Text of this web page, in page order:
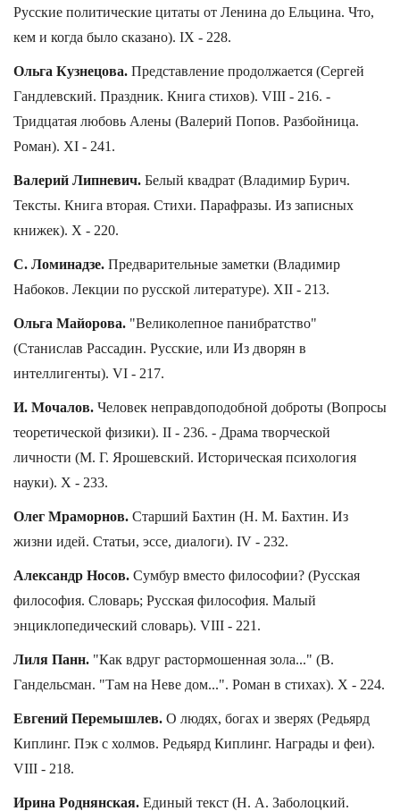
Русские политические цитаты от Ленина до Ельцина. Что,
кем и когда было сказано). IX - 228.
Ольга Кузнецова. Представление продолжается (Сергей
Гандлевский. Праздник. Книга стихов). VIII - 216. -
Тридцатая любовь Алены (Валерий Попов. Разбойница.
Роман). XI - 241.
Валерий Липневич. Белый квадрат (Владимир Бурич.
Тексты. Книга вторая. Стихи. Парафразы. Из записных
книжек). X - 220.
С. Ломинадзе. Предварительные заметки (Владимир
Набоков. Лекции по русской литературе). XII - 213.
Ольга Майорова. "Великолепное панибратство"
(Станислав Рассадин. Русские, или Из дворян в
интеллигенты). VI - 217.
И. Мочалов. Человек неправдоподобной доброты (Вопросы
теоретической физики). II - 236. - Драма творческой
личности (М. Г. Ярошевский. Историческая психология
науки). X - 233.
Олег Мраморнов. Старший Бахтин (Н. М. Бахтин. Из
жизни идей. Статьи, эссе, диалоги). IV - 232.
Александр Носов. Сумбур вместо философии? (Русская
философия. Словарь; Русская философия. Малый
энциклопедический словарь). VIII - 221.
Лиля Панн. "Как вдруг растормошенная зола..." (В.
Гандельсман. "Там на Неве дом...". Роман в стихах). X - 224.
Евгений Перемышлев. О людях, богах и зверях (Редьярд
Киплинг. Пэк с холмов. Редьярд Киплинг. Награды и феи).
VIII - 218.
Ирина Роднянская. Единый текст (Н. А. Заболоцкий.